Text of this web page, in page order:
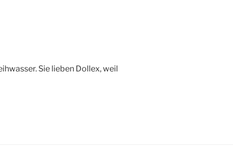
Sie lieben Dollex, weil